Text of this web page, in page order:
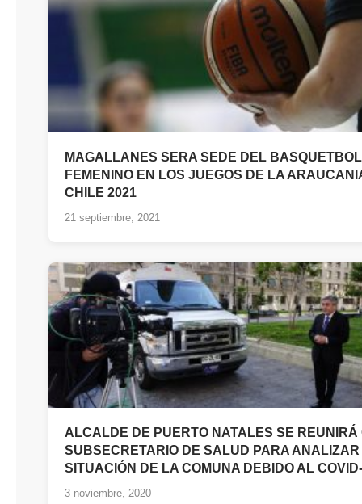
MAGALLANES SERA SEDE DEL BASQUETBOL
FEMENINO EN LOS JUEGOS DE LA
CHILE 2021
21 septiembre, 2021
ALCALDE DE PUERTO NATALES SE REUNIRÁ
SUBSECRETARIO DE SALUD PARA ANALIZAR
SITUACIÓN DE LA COMUNA DEBIDO AL
3 noviembre, 2020